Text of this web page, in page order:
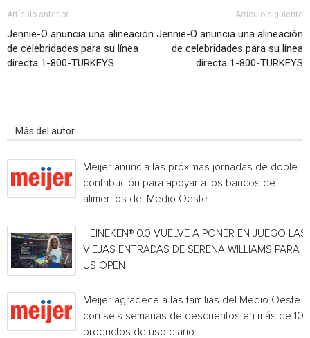
Artículo anterior
Jennie-O anuncia una alineación
de celebridades para su línea
directa 1-800-TURKEYS
Artículo siguiente
Jennie-O anuncia una alineación
de celebridades para su línea
directa 1-800-TURKEYS
Más del autor
Meijer anuncia las próximas jornadas de doble
contribución para apoyar a los bancos de
alimentos del Medio Oeste
HEINEKEN® 0.0 VUELVE A PONER EN JUEGO LAS
VIEJAS ENTRADAS DE SERENA WILLIAMS PARA
US OPEN
Meijer agradece a las familias del Medio Oeste
con seis semanas de descuentos en más de
productos de uso diario